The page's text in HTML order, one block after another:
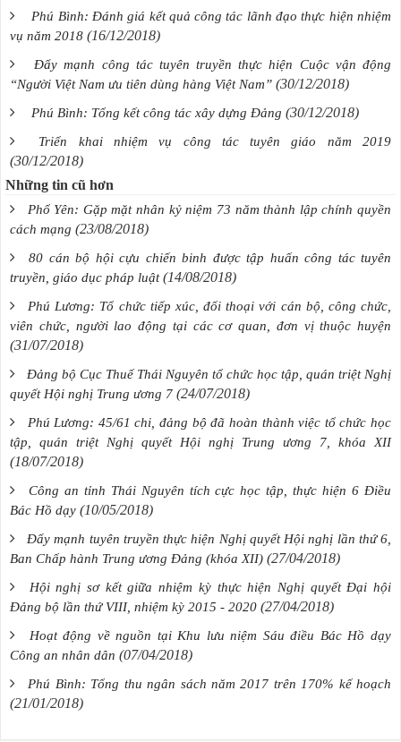
Phú Bình: Đánh giá kết quả công tác lãnh đạo thực hiện nhiệm
vụ năm 2018 (16/12/2018)
Đẩy mạnh công tác tuyên truyền thực hiện Cuộc vận động
“Người Việt Nam ưu tiên dùng hàng Việt Nam” (30/12/2018)
Phú Bình: Tổng kết công tác xây dựng Đảng (30/12/2018)
Triển khai nhiệm vụ công tác tuyên giáo năm 2019
(30/12/2018)
Những tin cũ hơn
Phổ Yên: Gặp mặt nhân kỷ niệm 73 năm thành lập chính quyền
cách mạng (23/08/2018)
80 cán bộ hội cựu chiến binh được tập huấn công tác tuyên
truyền, giáo dục pháp luật (14/08/2018)
Phú Lương: Tổ chức tiếp xúc, đối thoại với cán bộ, công chức,
viên chức, người lao động tại các cơ quan, đơn vị thuộc huyện
(31/07/2018)
Đảng bộ Cục Thuế Thái Nguyên tổ chức học tập, quán triệt Nghị
quyết Hội nghị Trung ương 7 (24/07/2018)
Phú Lương: 45/61 chi, đảng bộ đã hoàn thành việc tổ chức học
tập, quán triệt Nghị quyết Hội nghị Trung ương 7, khóa XII
(18/07/2018)
Công an tỉnh Thái Nguyên tích cực học tập, thực hiện 6 Điều
Bác Hồ dạy (10/05/2018)
Đẩy mạnh tuyên truyền thực hiện Nghị quyết Hội nghị lần thứ 6,
Ban Chấp hành Trung ương Đảng (khóa XII) (27/04/2018)
Hội nghị sơ kết giữa nhiệm kỳ thực hiện Nghị quyết Đại hội
Đảng bộ lần thứ VIII, nhiệm kỳ 2015 - 2020 (27/04/2018)
Hoạt động về nguồn tại Khu lưu niệm Sáu điều Bác Hồ dạy
Công an nhân dân (07/04/2018)
Phú Bình: Tổng thu ngân sách năm 2017 trên 170% kế hoạch
(21/01/2018)